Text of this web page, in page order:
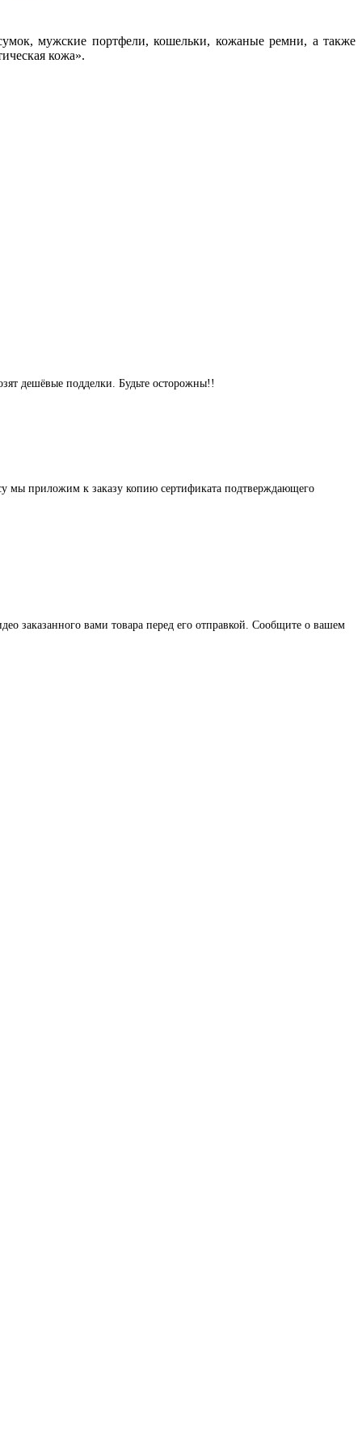
мужские портфели, кошельки, кожаные ремни, а также
кожа».
дешёвые подделки. Будьте осторожны!!
мы приложим к заказу копию сертификата подтверждающего
заказанного вами товара перед его отправкой. Сообщите о вашем